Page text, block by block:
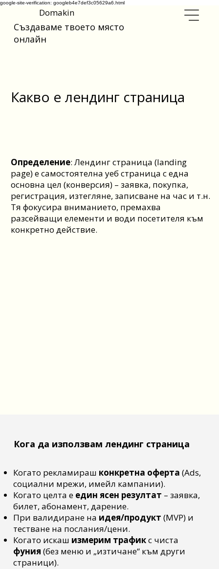
google-site-verification: googleb4e7def3c05629a6.html
Domakin
Създаваме твоето място
онлайн
Какво е лендинг страница
Определение: Лендинг страница (landing
page) е самостоятелна уеб страница с една
основна цел (конверсия) – заявка, покупка,
регистрация, изтегляне, записване на час и т.н.
Тя фокусира вниманието, премахва
разсейващи елементи и води посетителя към
конкретно действие.
Кога да използвам лендинг страница
Когато рекламираш конкретна оферта (Ads,
социални мрежи, имейл кампании).
Когато целта е един ясен резултат – заявка,
билет, абонамент, дарение.
При валидиране на идея/продукт (MVP) и
тестване на послания/цени.
Когато искаш измерим трафикс чиста
фуния (без меню и „изтичане“ към други
страници).